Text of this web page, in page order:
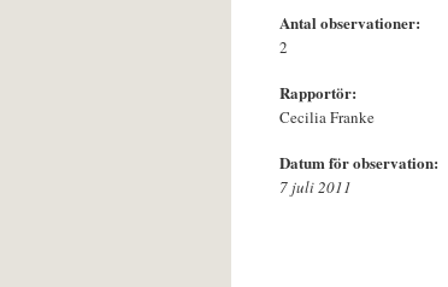
Antal observationer:
2
Rapportör:
Cecilia Franke
Datum för observation:
7 juli 2011